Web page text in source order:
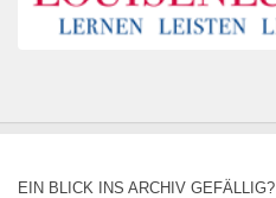
EIN BLICK INS ARCHIV GEFÄLLIG?